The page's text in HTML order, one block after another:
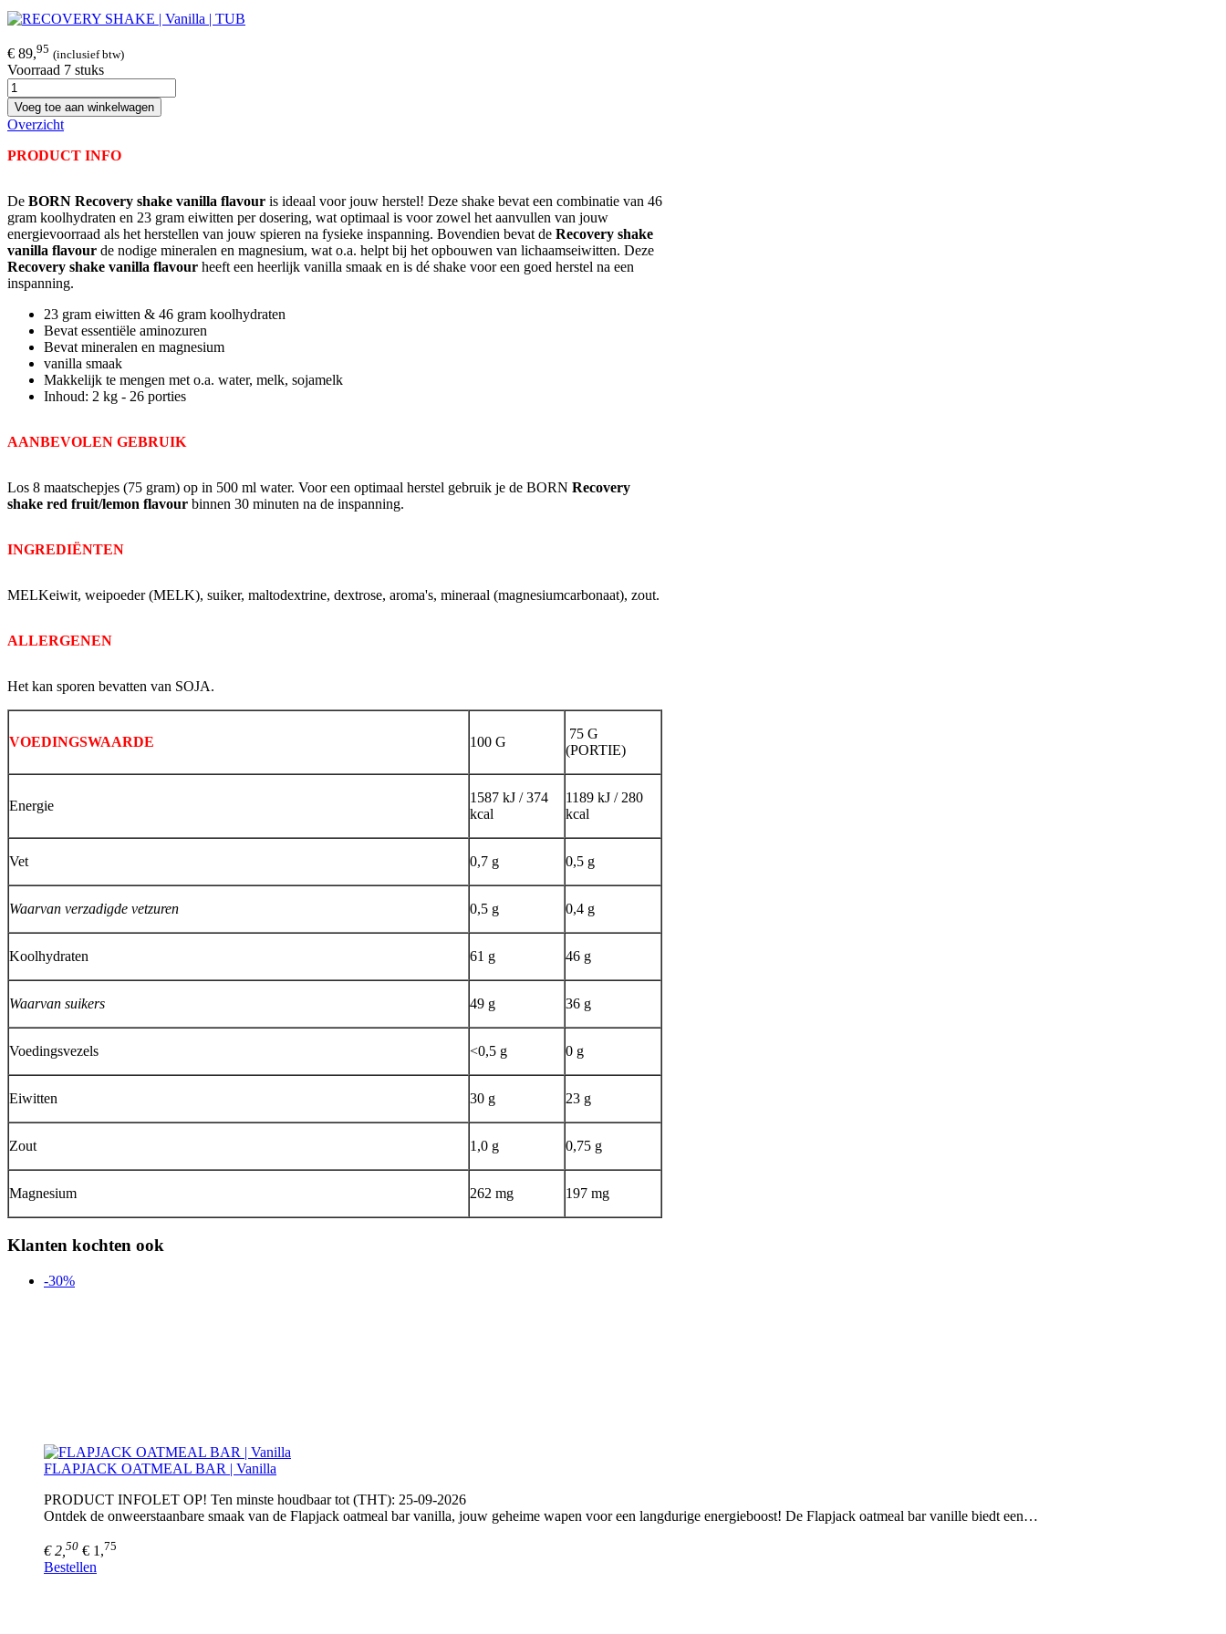
€ 89,95 (inclusief btw)
Voorraad 7 stuks
Voeg toe aan winkelwagen
Overzicht
PRODUCT INFO
De BORN Recovery shake vanilla flavour is ideaal voor jouw herstel! Deze shake bevat een combinatie van 46
gram koolhydraten en 23 gram eiwitten per dosering, wat optimaal is voor zowel het aanvullen van jouw
energievoorraad als het herstellen van jouw spieren na fysieke inspanning. Bovendien bevat de Recovery shake
vanilla flavour de nodige mineralen en magnesium, wat o.a. helpt bij het opbouwen van lichaamseiwitten. Deze
Recovery shake vanilla flavour heeft een heerlijk vanilla smaak en is dé shake voor een goed herstel na een
inspanning.
23 gram eiwitten & 46 gram koolhydraten
Bevat essentiële aminozuren
Bevat mineralen en magnesium
vanilla smaak
Makkelijk te mengen met o.a. water, melk, sojamelk
Inhoud: 2 kg - 26 porties
AANBEVOLEN GEBRUIK
Los 8 maatschepjes (75 gram) op in 500 ml water. Voor een optimaal herstel gebruik je de BORN Recovery
shake red fruit/lemon flavour binnen 30 minuten na de inspanning.
INGREDIËNTEN
MELKeiwit, weipoeder (MELK), suiker, maltodextrine, dextrose, aroma's, mineraal (magnesiumcarbonaat), zout.
ALLERGENEN
Het kan sporen bevatten van SOJA.
VOEDINGSWAARDE 100 G
75 G
(PORTIE)
Energie
1587 kJ / 374
kcal
1189 kJ / 280
kcal
Vet 0,7 g 0,5 g
Waarvan verzadigde vetzuren 0,5 g 0,4 g
Koolhydraten 61 g 46 g
Waarvan suikers 49 g 36 g
Voedingsvezels <0,5 g 0 g
Eiwitten 30 g 23 g
Zout 1,0 g 0,75 g
Magnesium 262 mg 197 mg
Klanten kochten ook
-30%
FLAPJACK OATMEAL BAR | Vanilla
PRODUCT INFOLET OP! Ten minste houdbaar tot (THT): 25-09-2026
Ontdek de onweerstaanbare smaak van de Flapjack oatmeal bar vanilla, jouw geheime wapen voor een langdurige energieboost! De Flapjack oatmeal bar vanille biedt een…
€ 2, 50 € 1,75
Bestellen